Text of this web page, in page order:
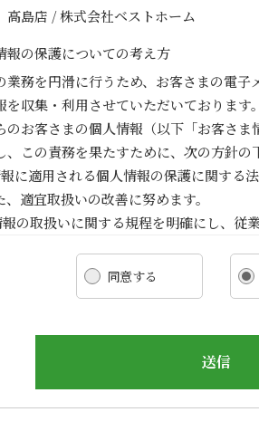
島店 / 株式会社ベストホーム
報の保護についての考え方
業務を円滑に行うため、お客さまの電
収集・利用させていただいております。
のお客さまの個人情報（以下「お客さ
、この責務を果たすために、次の方針の
に適用される個人情報の保護に関する
適宜取扱いの改善に努めます。
の取扱いに関する規程を明確にし、従
報の収集に際しては、利用目的を特定し
報を取り扱います。
客さま情報について、お客さま本人から
して、誠意をもって対応いたします。
下の内容に従ってお客さま情報の取り扱
同意する
送信